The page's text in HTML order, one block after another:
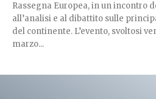
Rassegna Europea, in un incontro
all’analisi e al dibattito sulle
del continente. L’evento, svoltosi venerdì 20
marzo...